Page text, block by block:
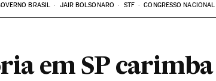
BRASIL JAIR BOLSONARO STF CONGRESSO NACIONAL
em SP carimba